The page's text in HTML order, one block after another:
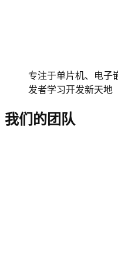
专注于单片机、电子
发者学习开发新天地
我们的团队